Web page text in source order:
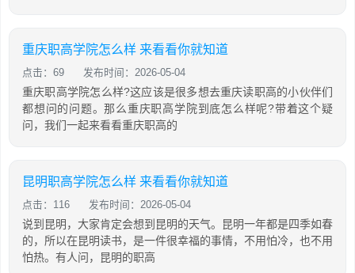
重庆职高学院怎么样 来看看你就知道
点击：69 发布时间：2026-05-04
重庆职高学院怎么样?这应该是很多想去重庆读职高的小伙伴们
都想问的问题。那么重庆职高学院到底怎么样呢?带着这个疑
问，我们一起来看看重庆职高的
昆明职高学院怎么样 来看看你就知道
点击：116 发布时间：2026-05-04
说到昆明，大家肯定会想到昆明的天气。昆明一年都是四季如春
的，所以在昆明读书，是一件很幸福的事情，不用怕冷，也不用
怕热。有人问，昆明的职高